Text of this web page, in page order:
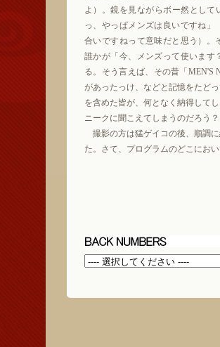
よ）。鏡を見ながらボー然として
っ、やっぱメンズは良いですね」
合いですねって意味だと思う）。
誰かが「今、メンズって使います
る。そう言えば、その昔「MEN'S
があったっけ、などと記憶をたど
を含めた皆が、何となく納得して
ニークに聞こえてしまうのだろう？
撮影の方は猛ゲイコの後、順調
た。さて、プログラムのどこにお